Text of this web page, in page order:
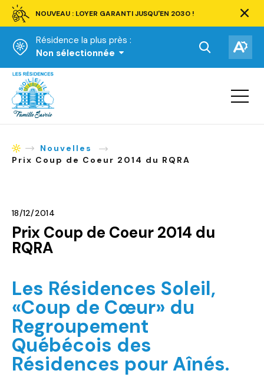
NOUVEAU : LOYER GARANTI JUSQU'EN 2030 !
barre
Résidence la plus près :
Non sélectionnée
Ouvrir
la
recherche.
la
Accueil
Ouvrir
la
AccueilNouvelles
Prix Coup de Coeur 2014 du RQRA
18/12/2014
Prix Coup de Coeur 2014 du
RQRA
Les Résidences Soleil,
«Coup de Cœur» du
Regroupement
Québécois des
Résidences pour Aînés.